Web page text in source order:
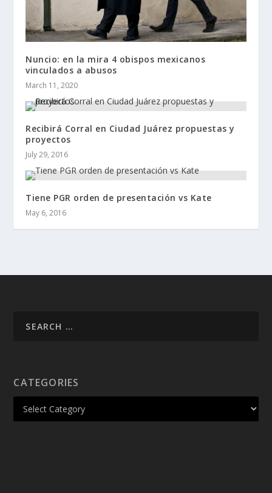
Nuncio: en la mira 4 obispos mexicanos
vinculados a abusos
March 11, 2020
Recibirá Corral en Ciudad Juárez propuestas y
proyectos
July 29, 2016
Tiene PGR orden de presentación vs Kate
May 6, 2016
CATEGORIES